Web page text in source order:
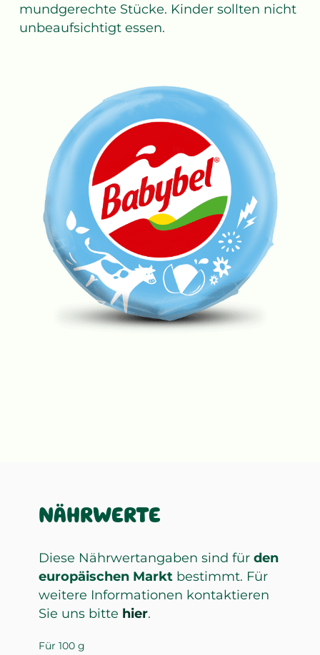
mundgerechte Stücke. Kinder sollten nicht
unbeaufsichtigt essen.
NÄHRWERTE
Diese Nährwertangaben sind für den
europäischen Markt bestimmt. Für
weitere Informationen kontaktieren
Sie uns bitte hier.
Für 100 g